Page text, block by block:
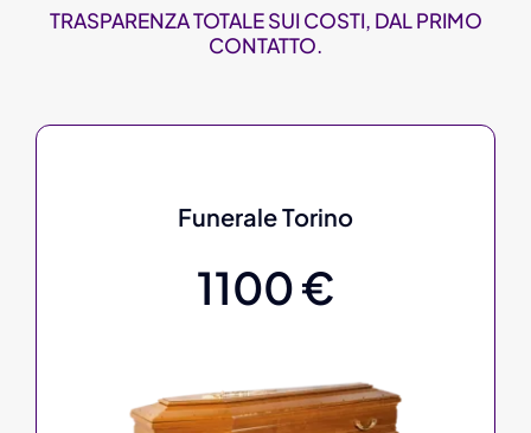
TRASPARENZA TOTALE SUI COSTI, DAL PRIMO
CONTATTO.
Funerale Torino
1100 €